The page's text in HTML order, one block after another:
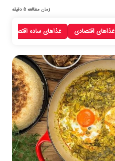
غذاهای اقتصادی غذاهای ساده اقتصادی
زمان مطالعه 5 دقیقه